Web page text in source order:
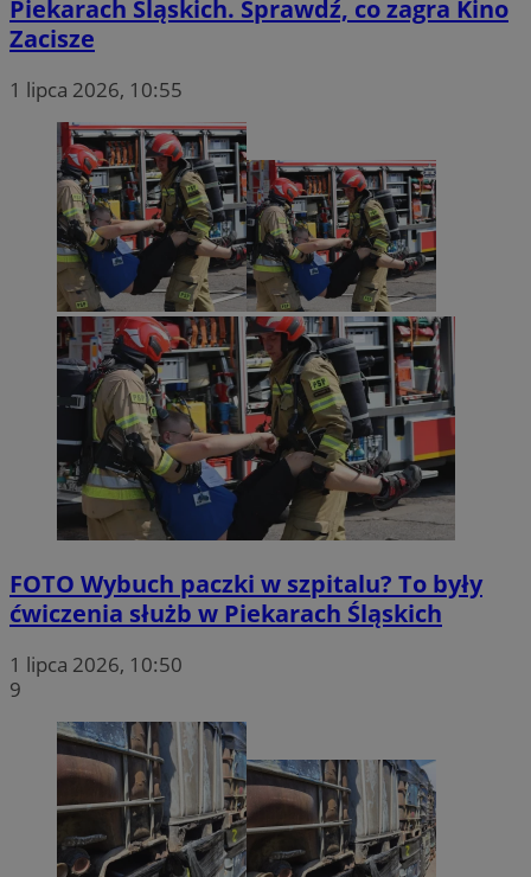
Piekarach Śląskich. Sprawdź, co zagra Kino
Zacisze
1 lipca 2026, 10:55
FOTO Wybuch paczki w szpitalu? To były
ćwiczenia służb w Piekarach Śląskich
1 lipca 2026, 10:50
9